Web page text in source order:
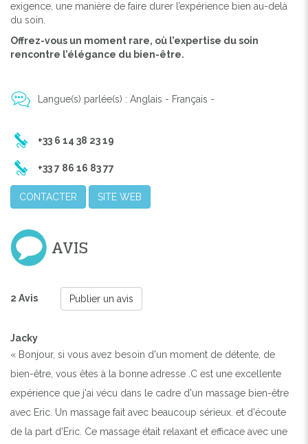
exigence, une manière de faire durer l’expérience bien au-delà
du soin.
Offrez-vous un moment rare, où l’expertise du soin
rencontre l’élégance du bien-être.
Langue(s) parlée(s) : Anglais - Français -
+33 6 14 38 23 19
+33 7 86 16 83 77
CONTACTER SITE WEB
AVIS
2 Avis Publier un avis
Jacky
« Bonjour, si vous avez besoin d'un moment de détente, de
bien-être, vous êtes à la bonne adresse .C est une excellente
expérience que j'ai vécu dans le cadre d'un massage bien-être
avec Eric. Un massage fait avec beaucoup sérieux. et d'écoute
de la part d'Eric. Ce massage était relaxant et efficace avec une